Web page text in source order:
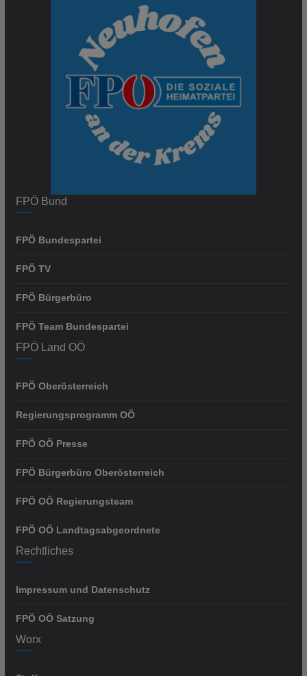
FPÖ Bund
FPÖ Bundespartei
FPÖ TV
FPÖ Bürgerbüro
FPÖ Team Bundespartei
FPÖ Land OÖ
FPÖ Oberösterreich
Regierungsprogramm OÖ
FPÖ OÖ Presse
FPÖ Bürgerbüro Oberösterreich
FPÖ OÖ Regierungsteam
FPÖ OÖ Landtagsabgeordnete
Rechtliches
Impressum und Datenschutz
FPÖ OÖ Satzung
Worx